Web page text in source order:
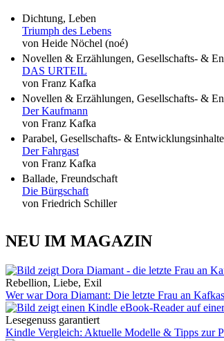
Dichtung, Leben
Triumph des Lebens
von Heide Nöchel (noé)
Novellen & Erzählungen, Gesellschafts- &
DAS URTEIL
von Franz Kafka
Novellen & Erzählungen, Gesellschafts- &
Der Kaufmann
von Franz Kafka
Parabel, Gesellschafts- & Entwicklungsinhalte
Der Fahrgast
von Franz Kafka
Ballade, Freundschaft
Die Bürgschaft
von Friedrich Schiller
NEU IM MAGAZIN
Rebellion, Liebe, Exil
Wer war Dora Diamant: Die letzte Frau an
Lesegenuss garantiert
Kindle Vergleich: Aktuelle Modelle & Tipps zur